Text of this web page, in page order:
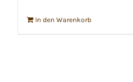
In den Warenkorb